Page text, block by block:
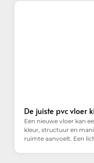
De juiste pvc vloer
Een nieuwe vloer kan
kleur, structuur en
ruimte aanvoelt. Een